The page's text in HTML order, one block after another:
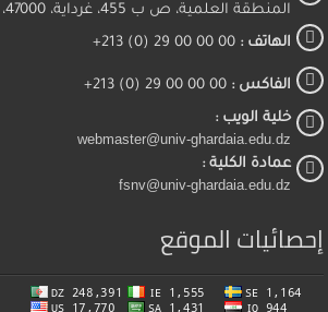
المنطقة العلمية، ص ب 455، غرداية، 47000، الجزائر
الهاتف : 00 00 00 29 (0) 213+
الفاكس : 00 00 00 29 (0) 213+
خلية الويب :
webmaster@univ-ghardaia.edu.dz
عمادة الكلية :
fsnv@univ-ghardaia.edu.dz
إحصائيات الموقع